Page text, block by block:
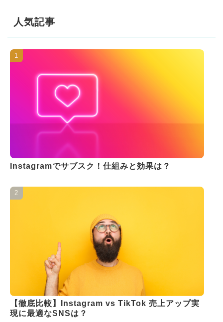
人気記事
Instagramでサブスク！仕組みと効果は？
【徹底比較】Instagram vs TikTok 売上アップ実
現に最適なSNSは？